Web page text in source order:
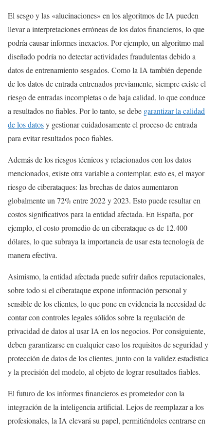
El sesgo y las «alucinaciones» en los algoritmos de IA pueden
llevar a interpretaciones erróneas de los datos financieros, lo que
podría causar informes inexactos. Por ejemplo, un algoritmo mal
diseñado podría no detectar actividades fraudulentas debido a
datos de entrenamiento sesgados. Como la IA también depende
de los datos de entrada entrenados previamente, siempre existe el
riesgo de entradas incompletas o de baja calidad, lo que conduce
a resultados no fiables. Por lo tanto, se debe garantizar la calidad
de los datosy gestionar cuidadosamente el proceso de entrada
para evitar resultados poco fiables.
Además de los riesgos técnicos y relacionados con los datos
mencionados, existe otra variable a contemplar, esto es, el mayor
riesgo de ciberataques: las brechas de datos aumentaron
globalmente un 72% entre 2022 y 2023. Esto puede resultar en
costos significativos para la entidad afectada. En España, por
ejemplo, el costo promedio de un ciberataque es de 12.400
dólares, lo que subraya la importancia de usar esta tecnología de
manera efectiva.
Asimismo, la entidad afectada puede sufrir daños reputacionales,
sobre todo si el ciberataque expone información personal y
sensible de los clientes, lo que pone en evidencia la necesidad de
contar con controles legales sólidos sobre la regulación de
privacidad de datos al usar IA en los negocios. Por consiguiente,
deben garantizarse en cualquier caso los requisitos de seguridad y
protección de datos de los clientes, junto con la validez estadística
y la precisión del modelo, al objeto de lograr resultados fiables.
El futuro de los informes financieros es prometedor con la
integración de la inteligencia artificial. Lejos de reemplazar a los
profesionales, la IA elevará su papel, permitiéndoles centrarse en